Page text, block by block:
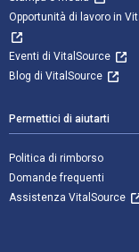
Opportunità di lavoro in
Eventi di VitalSource
Blog di VitalSource
Permettici di aiutarti
Politica di rimborso
Domande frequenti
Assistenza VitalSource